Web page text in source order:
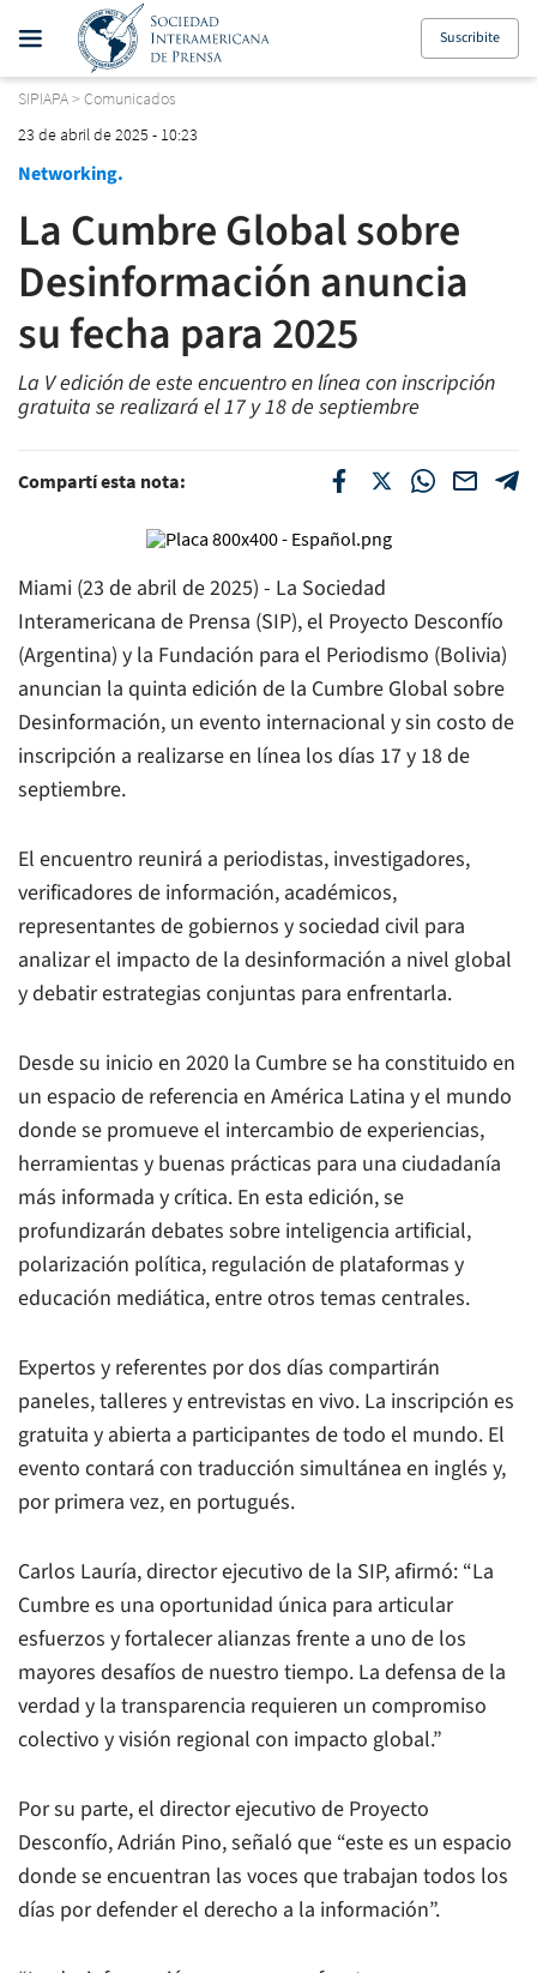
Suscribite
SIPIAPA> Comunicados
23 de abril de 2025 - 10:23
Networking.
La Cumbre Global sobre
Desinformación anuncia
su fecha para 2025
La V edición de este encuentro en línea con inscripción
gratuita se realizará el 17 y 18 de septiembre
Compartí esta nota:
Miami (23 de abril de 2025) - La Sociedad
Interamericana de Prensa (SIP), el Proyecto Desconfío
(Argentina) y la Fundación para el Periodismo (Bolivia)
anuncian la quinta edición de la Cumbre Global sobre
Desinformación, un evento internacional y sin costo de
inscripción a realizarse en línea los días 17 y 18 de
septiembre.
El encuentro reunirá a periodistas, investigadores,
verificadores de información, académicos,
representantes de gobiernos y sociedad civil para
analizar el impacto de la desinformación a nivel global
y debatir estrategias conjuntas para enfrentarla.
Desde su inicio en 2020 la Cumbre se ha constituido en
un espacio de referencia en América Latina y el mundo
donde se promueve el intercambio de experiencias,
herramientas y buenas prácticas para una ciudadanía
más informada y crítica. En esta edición, se
profundizarán debates sobre inteligencia artificial,
polarización política, regulación de plataformas y
educación mediática, entre otros temas centrales.
Expertos y referentes por dos días compartirán
paneles, talleres y entrevistas en vivo. La inscripción es
gratuita y abierta a participantes de todo el mundo. El
evento contará con traducción simultánea en inglés y,
por primera vez, en portugués.
Carlos Lauría, director ejecutivo de la SIP, afirmó: “La
Cumbre es una oportunidad única para articular
esfuerzos y fortalecer alianzas frente a uno de los
mayores desafíos de nuestro tiempo. La defensa de la
verdad y la transparencia requieren un compromiso
colectivo y visión regional con impacto global.”
Por su parte, el director ejecutivo de Proyecto
Desconfío, Adrián Pino, señaló que “este es un espacio
donde se encuentran las voces que trabajan todos los
días por defender el derecho a la información”.